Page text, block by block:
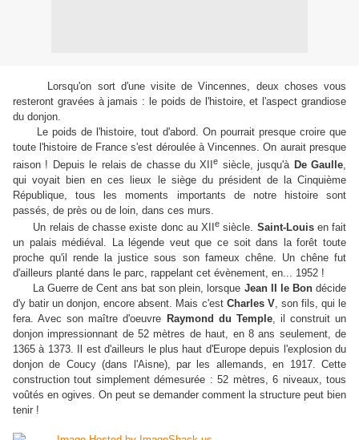
Lorsqu'on sort d'une visite de Vincennes, deux choses vous
resteront gravées à jamais : le poids de l'histoire, et l'aspect grandiose
du donjon.
Le poids de l'histoire, tout d'abord. On pourrait presque croire que
toute l'histoire de France s'est déroulée à Vincennes. On aurait presque
raison ! Depuis le relais de chasse du XIIe siècle, jusqu'à De Gaulle
qui voyait bien en ces lieux le siège du président de la Cinquième
République, tous les moments importants de notre histoire sont
passés, de près ou de loin, dans ces murs.
Un relais de chasse existe donc au XIIe siècle. Saint-Louisen fait
un palais médiéval. La légende veut que ce soit dans la forêt toute
proche qu'il rende la justice sous son fameux chêne. Un chêne fut
d'ailleurs planté dans le parc, rappelant cet évènement, en... 1952 !
La Guerre de Cent ans bat son plein, lorsque Jean II le Bondécide
d'y batir un donjon, encore absent. Mais c'est Charles V, son fils, qui le
fera. Avec son maître d'oeuvre Raymond du Temple, il construit un
donjon impressionnant de 52 mètres de haut, en 8 ans seulement, de
1365 à 1373. Il est d'ailleurs le plus haut d'Europe depuis l'explosion du
donjon de Coucy (dans l'Aisne), par les allemands, en 1917. Cette
construction tout simplement démesurée : 52 mètres, 6 niveaux, tous
voûtés en ogives. On peut se demander comment la structure peut bien
tenir !